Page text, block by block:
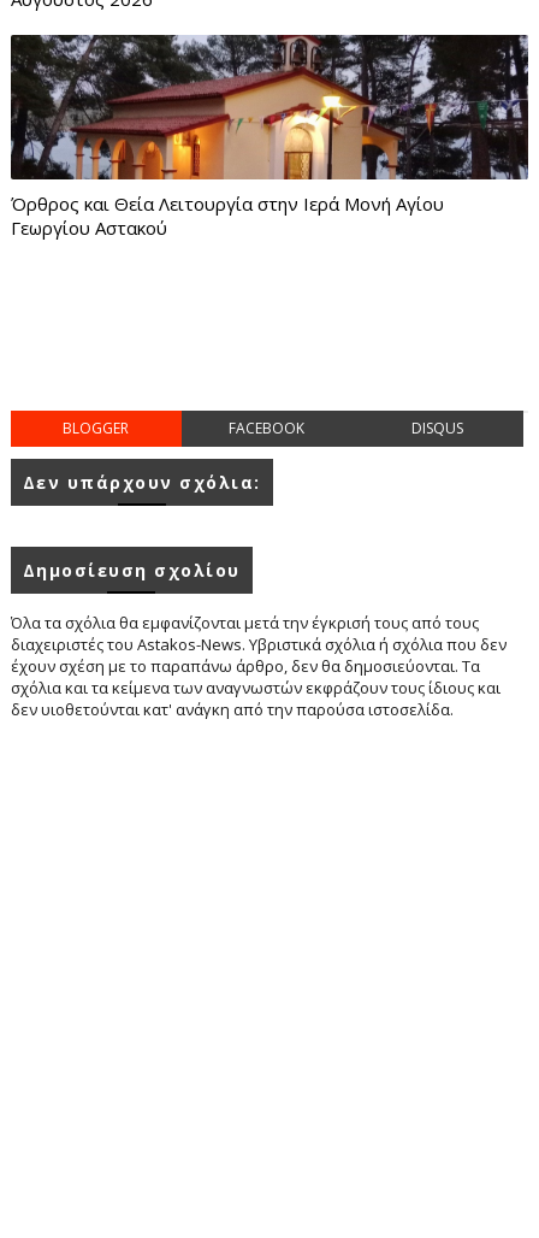
Όρθρος και Θεία Λειτουργία στην Ιερά Μονή Αγίου
Γεωργίου Αστακού
BLOGGER FACEBOOK DISQUS
Δεν υπάρχουν σχόλια:
Δημοσίευση σχολίου
Όλα τα σχόλια θα εμφανίζονται μετά την έγκρισή τους από τους
διαχειριστές του Astakos-News. Υβριστικά σχόλια ή σχόλια που δεν
έχουν σχέση με το παραπάνω άρθρο, δεν θα δημοσιεύονται. Τα
σχόλια και τα κείμενα των αναγνωστών εκφράζουν τους ίδιους και
δεν υιοθετούνται κατ' ανάγκη από την παρούσα ιστοσελίδα.